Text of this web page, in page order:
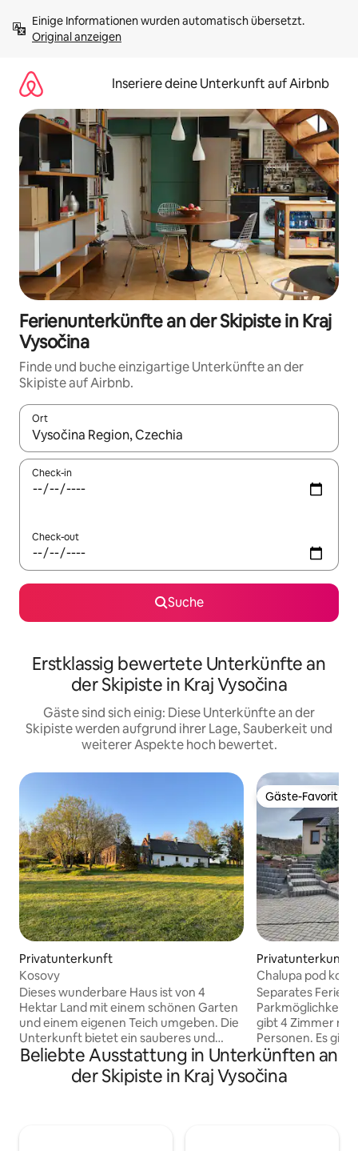
Inhalten
springenOriginal anzeigen
Inseriere deine Unterkunft auf Airbnb
Ferienunterkünfte an der Skipiste in Kraj
Vysočina
Finde und buche einzigartige Unterkünfte an der
Skipiste auf Airbnb.
Ort
Wenn Ergebnisse verfügbar sind, navigiere mit den
Check-in
Check-out
Suche
Erstklassig bewertete Unterkünfte an
der Skipiste in Kraj Vysočina
Gäste sind sich einig: Diese Unterkünfte an der
Skipiste werden aufgrund ihrer Lage, Sauberkeit und
weiterer Aspekte hoch bewertet.
Privatunterkunft
Kosovy
Dieses wunderbare Haus ist von 4
Hektar Land mit einem schönen Garten
und einem eigenen Teich umgeben. Die
Unterkunft bietet ein sauberes und
schönes Interieur mit Blick auf die
umliegenden grünen Wiesen, Wälder
und den Garten. Die Küche ist voll
Gäste-Favorit
Gäste-Favorit
Privatunterkunft
Chalupa pod
Separates
Parkmöglichkeit
gibt 4 Zimmer mit
Personen. Es
mit Kamin und
Küche mit
Backofen,
Beliebte Ausstattung in Unterkünften an
der Skipiste in Kraj Vysočina